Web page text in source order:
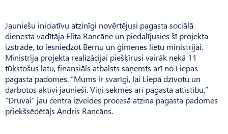
Jauniešu iniciatīvu atzinīgi novērtējusi pagasta sociālā
dienesta vadītāja Elita Rancāne un piedalījusies šī projekta
izstrādē, to iesniedzot Bērnu un ģimenes lietu ministrijai.
Ministrija projekta realizācijai piešķīrusi vairāk nekā 11
tūkstošus latu, finansiāls atbalsts saņemts arī no Liepas
pagasta padomes. “Mums ir svarīgi, lai Liepā dzīvotu un
darbotos aktīvi jaunieši. Viņi sekmēs arī pagasta attīstību,”
“Druvai” jau centra izveides procesā atzina pagasta padomes
priekšsēdētājs Andris Rancāns.